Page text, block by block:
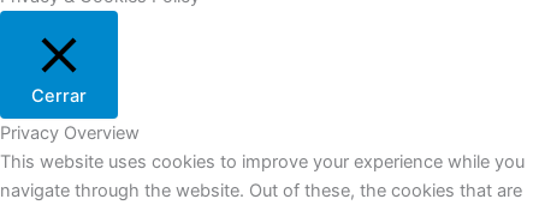
Cerrar
Privacy Overview
This website uses cookies to improve your experience while you
navigate through the website. Out of these, the cookies that are